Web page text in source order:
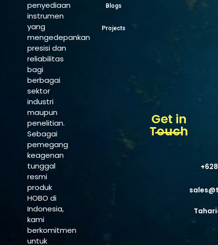
penyediaan
instrumen
yang
mengedepankan
presisi dan
reliabilitas
bagi
berbagai
sektor
industri
maupun
penelitian.
Sebagai
pemegang
keagenan
tunggal
resmi
produk
HOBO di
Indonesia,
kami
berkomitmen
untuk
Blogs
Projects
Get in
Touch